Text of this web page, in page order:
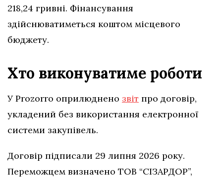
218,24 гривні. Фінансування
здійснюватиметься коштом місцевого
бюджету.
Хто виконуватиме роботи
У Prozorro оприлюднено звіт про договір,
укладений без використання електронної
системи закупівель.
Договір підписали 29 липня 2026 року.
Переможцем визначено ТОВ “СІЗАРДОР”,